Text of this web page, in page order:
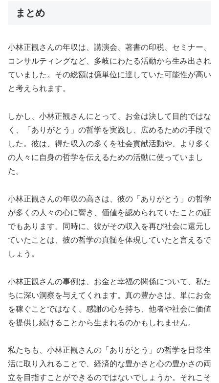
まとめ
小林正観さんの年収は、講演会、著書の印税、セミナー、
コンサルティングなど、多岐にわたる活動から生み出され
ていました。その総額は億単位に達していた可能性が高い
と考えられます。
しかし、小林正観さんにとって、お金は決して目的ではな
く、「ありがとう」の哲学を実践し、広めるための手段で
した。彼は、得た収入の多くを社会貢献活動や、より多く
の人々に自身の哲学を伝えるための活動に使っていまし
た。
小林正観さんの年収の高さは、彼の「ありがとう」の哲学
が多くの人々の心に響き、価値を認められていたことの証
でもあります。同時に、彼がその収入を再び社会に還元し
ていたことは、彼の哲学の真髄を体現していたと言えるで
しょう。
小林正観さんの事例は、お金と幸福の関係について、私た
ちに深い洞察を与えてくれます。真の豊かさは、単にお金
を稼ぐことではなく、感謝の心を持ち、他者や社会に価値
を提供し続けることから生まれるのかもしれません。
私たちも、小林正観さんの「ありがとう」の哲学を日常生
活に取り入れることで、経済的な豊かさと心の豊かさの両
立を目指すことができるのではないでしょうか。それこそ